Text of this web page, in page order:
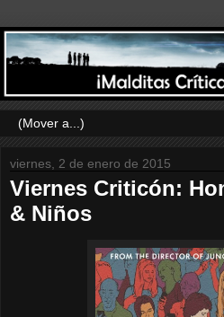
viernes, 2 de enero de 2015
Viernes Criticón:
& Niños